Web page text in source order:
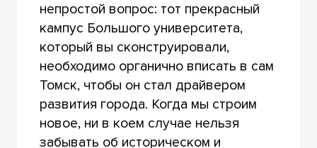
непростой вопрос: тот прекрасный
кампус Большого университета,
который вы сконструировали,
необходимо органично вписать в сам
Томск, чтобы он стал драйвером
развития города. Когда мы строим
новое, ни в коем случае нельзя
забывать об историческом и